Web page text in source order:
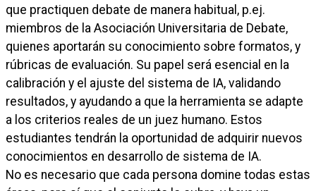
que practiquen debate de manera habitual, p.ej.
miembros de la Asociación Universitaria de Debate,
quienes aportarán su conocimiento sobre formatos, y
rúbricas de evaluación. Su papel será esencial en la
calibración y el ajuste del sistema de IA, validando
resultados, y ayudando a que la herramienta se adapte
a los criterios reales de un juez humano. Estos
estudiantes tendrán la oportunidad de adquirir nuevos
conocimientos en desarrollo de sistema de IA.
No es necesario que cada persona domine todas estas